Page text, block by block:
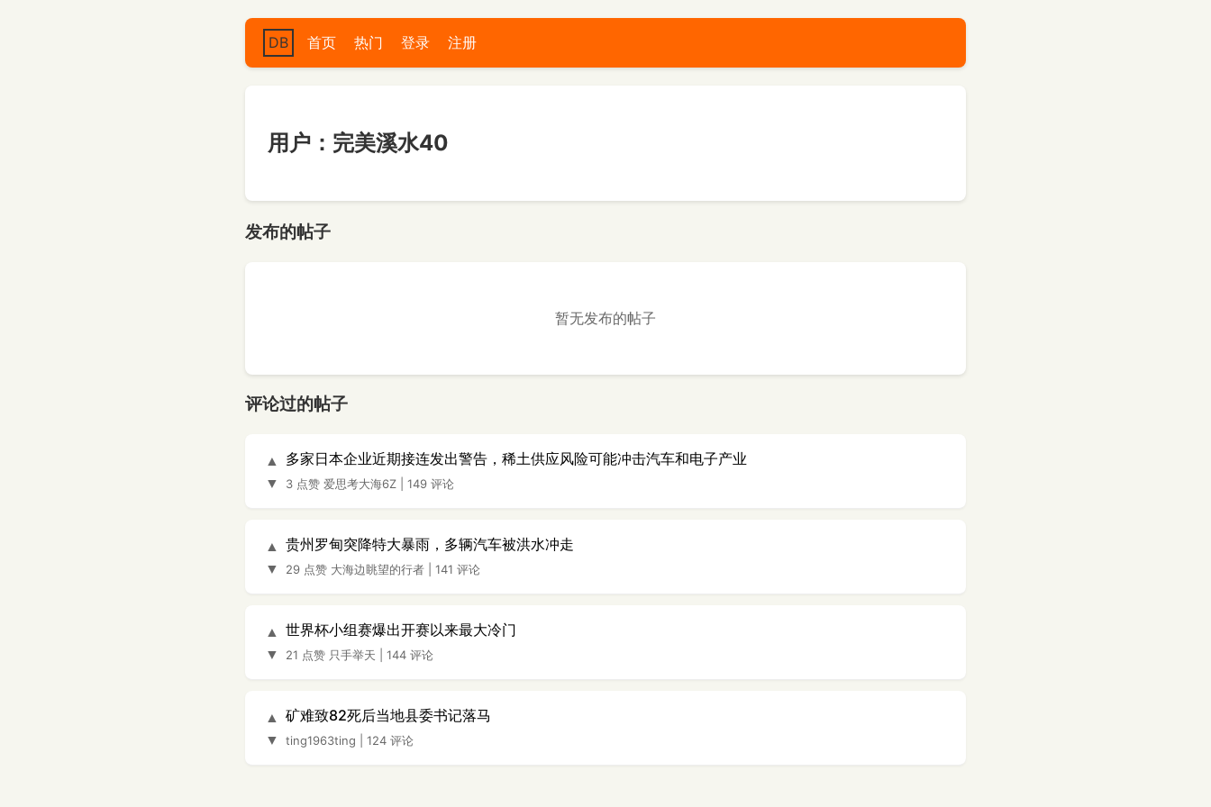
DB 首页 热门 登录 注册
用户：完美溪水40
发布的帖子
暂无发布的帖子
评论过的帖子
▲
▼
多家日本企业近期接连发出警告，稀土供应风险可能冲击汽车和电子产业
3 点赞 爱思考大海6Z 149 评论
▲
▼
贵州罗甸突降特大暴雨，多辆汽车被洪水冲走
29 点赞 大海边眺望的行者 141 评论
▲
▼
世界杯小组赛爆出开赛以来最大冷门
21 点赞 只手举天 144 评论
▲
▼
矿难致82死后当地县委书记落马
ting1963ting 124 评论